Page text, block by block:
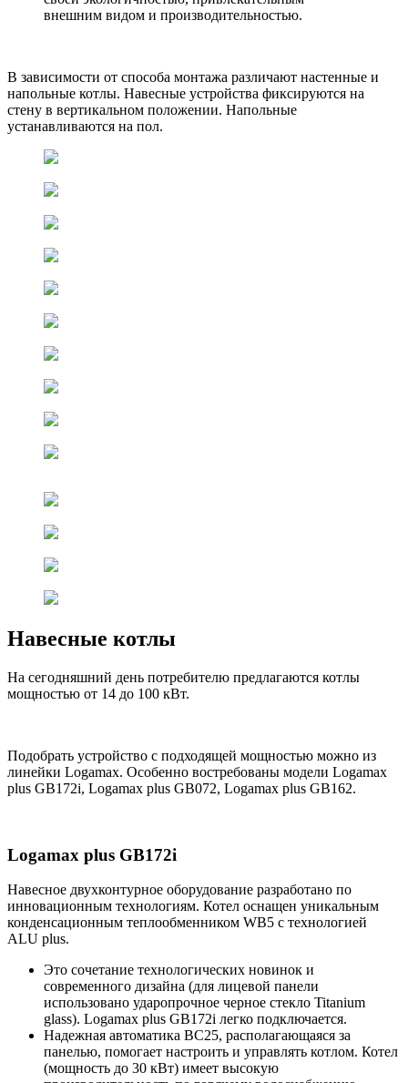
внешним видом и производительностью.
В зависимости от способа монтажа различают настенные и
напольные котлы. Навесные устройства фиксируются на
стену в вертикальном положении. Напольные
устанавливаются на пол.
Навесные котлы
На сегодняшний день потребителю предлагаются котлы
мощностью от 14 до 100 кВт.
Подобрать устройство с подходящей мощностью можно из
линейки Logamax. Особенно востребованы модели Logamax
plus GB172i, Logamax plus GB072, Logamax plus GB162.
Logamax plus GB172i
Навесное двухконтурное оборудование разработано по
инновационным технологиям. Котел оснащен уникальным
конденсационным теплообменником WB5 с технологией
ALU plus.
Это сочетание технологических новинок и
современного дизайна (для лицевой панели
использовано ударопрочное черное стекло Titanium
glass). Logamax plus GB172i легко подключается.
Надежная автоматика BC25, располагающаяся за
панелью, помогает настроить и управлять котлом. Котел
(мощность до 30 кВт) имеет высокую